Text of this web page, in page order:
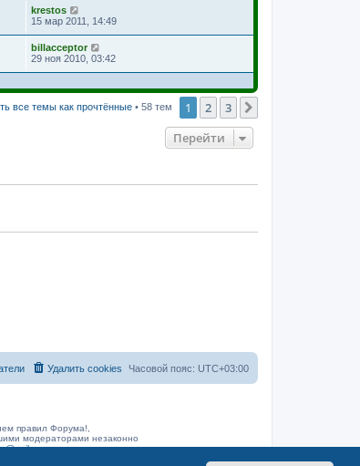
krestos
15 мар 2011, 14:49
billacceptor
29 ноя 2010, 03:42
все темы как прочтённые • 58 тем 1 2 3
Перейти
Часовой пояс: UTC+03:00
Удалить cookies
правил Форума!,
модераторами незаконно